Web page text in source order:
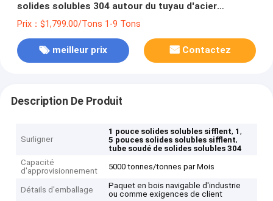
solides solubles 304 autour du tuyau d'acier
inoxydable 90mm
Prix：$1,799.00/Tons 1-9 Tons
meilleur prix Contactez
Description De Produit
Surligner
1 pouce solides solubles sifflent, 1,
5 pouces solides solubles sifflent,
tube soudé de solides solubles 304
Capacité
d'approvisionnement
5000 tonnes/tonnes par Mois
Détails d'emballage
Paquet en bois navigable d'industrie
ou comme exigences de client